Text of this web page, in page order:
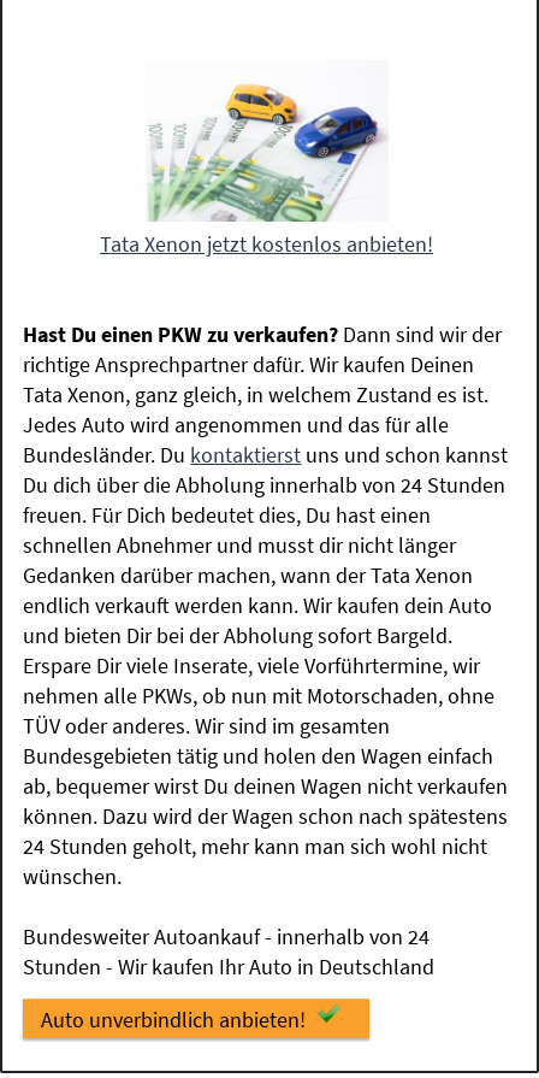
Tata Xenon jetzt kostenlos anbieten!
Hast Du einen PKW zu verkaufen? Dann sind wir der
richtige Ansprechpartner dafür. Wir kaufen Deinen
Tata Xenon, ganz gleich, in welchem Zustand es ist.
Jedes Auto wird angenommen und das für alle
Bundesländer. Du kontaktierst uns und schon kannst
Du dich über die Abholung innerhalb von 24 Stunden
freuen. Für Dich bedeutet dies, Du hast einen
schnellen Abnehmer und musst dir nicht länger
Gedanken darüber machen, wann der Tata Xenon
endlich verkauft werden kann. Wir kaufen dein Auto
und bieten Dir bei der Abholung sofort Bargeld.
Erspare Dir viele Inserate, viele Vorführtermine, wir
nehmen alle PKWs, ob nun mit Motorschaden, ohne
TÜV oder anderes. Wir sind im gesamten
Bundesgebieten tätig und holen den Wagen einfach
ab, bequemer wirst Du deinen Wagen nicht verkaufen
können. Dazu wird der Wagen schon nach spätestens
24 Stunden geholt, mehr kann man sich wohl nicht
wünschen.
Bundesweiter Autoankauf - innerhalb von 24
Stunden - Wir kaufen Ihr Auto in Deutschland
Auto unverbindlich anbieten!